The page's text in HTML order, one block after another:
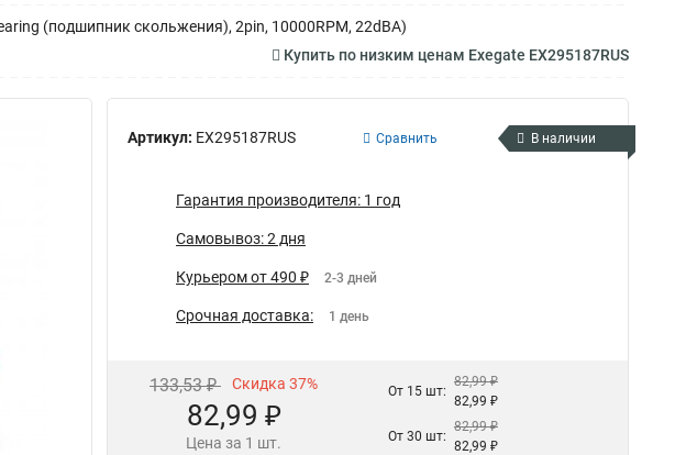
(подшипник скольжения), 2pin, 10000RPM, 22dBA)
Купить по низким ценам Exegate EX295187RUS
Артикул: EX295187RUS Сравнить В наличии
Гарантия производителя: 1 год
Самовывоз: 2 дня
Курьером от 490 ₽ 2-3 дней
Срочная доставка: 1 день
133,53 ₽ Скидка 37%
82,99 ₽
Цена за 1 шт.
От 15 шт:
82,99 ₽
82,99 ₽
От 30 шт:
82,99 ₽
82,99 ₽